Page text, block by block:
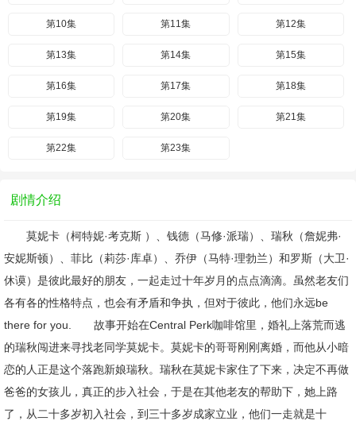
第10集 第11集 第12集
第13集 第14集 第15集
第16集 第17集 第18集
第19集 第20集 第21集
第22集 第23集
剧情介绍
莫妮卡（柯特妮·考克斯 ）、钱德（马修·派瑞）、瑞秋（詹妮弗·
安妮斯顿）、菲比（莉莎·库卓）、乔伊（马特·理勃兰）和罗斯（大卫·
休谟）是彼此最好的朋友，一起走过十年岁月的点点滴滴。虽然老友们
各有各的性格特点，也会有矛盾和争执，但对于彼此，他们永远be
there for you. 故事开始在Central Perk咖啡馆里，婚礼上落荒而逃
的瑞秋闯进来寻找老同学莫妮卡。莫妮卡的哥哥刚刚离婚，而他从小暗
恋的人正是这个落跑新娘瑞秋。瑞秋在莫妮卡家住了下来，决定不再做
爸爸的女孩儿，真正的步入社会，于是在其他老友的帮助下，她上路
了，从二十多岁初入社会，到三十多岁成家立业，他们一走就是十